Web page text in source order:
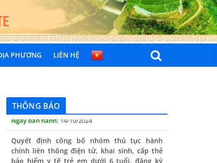
PHƯƠNG LIÊN HỆ
THÔNG BÁO
Quyết định công bố nhóm thủ tục hành
bảo hiểm y tế trẻ em dưới 6 tuổi, đăng ký
tạm trú